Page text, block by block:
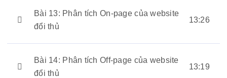
Bài 13: Phân tích On-page của website
đổi thủ
13:26
Bài 14: Phân tích Off-page của website
đổi thủ
13:19